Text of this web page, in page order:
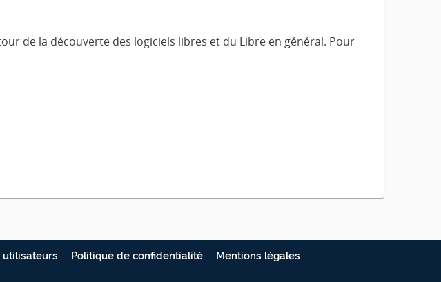
de la découverte des logiciels libres et du Libre en général. Pour
utilisateurs Politique de confidentialité Mentions légales